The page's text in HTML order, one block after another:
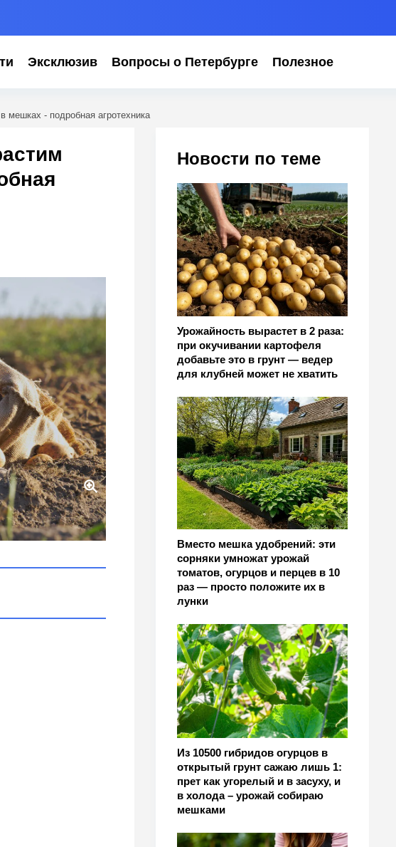
Эксклюзив Вопросы о Петербурге Полезное
мешках - подробная агротехника
Новости по теме
Урожайность вырастет в 2 раза:
при окучивании картофеля
добавьте это в грунт — ведер
для клубней может не хватить
Вместо мешка удобрений: эти
сорняки умножат урожай
томатов, огурцов и перцев в 10
раз — просто положите их в
лунки
Из 10500 гибридов огурцов в
открытый грунт сажаю лишь 1:
прет как угорелый и в засуху, и
в холода – урожай собираю
мешками
- подробная